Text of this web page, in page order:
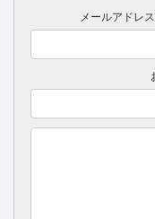
メールアドレ